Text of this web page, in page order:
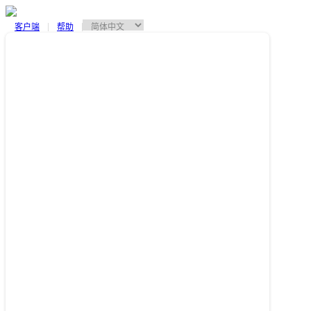
客户端 帮助